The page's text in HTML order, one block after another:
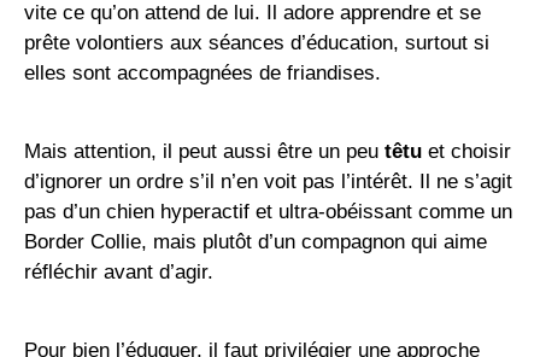
vite ce qu’on attend de lui. Il adore apprendre et se
prête volontiers aux séances d’éducation, surtout si
elles sont accompagnées de friandises.
Mais attention, il peut aussi être un peu têtu et choisir
d’ignorer un ordre s’il n’en voit pas l’intérêt. Il ne s’agit
pas d’un chien hyperactif et ultra-obéissant comme un
Border Collie, mais plutôt d’un compagnon qui aime
réfléchir avant d’agir.
Pour bien l’éduquer, il faut privilégier une approche